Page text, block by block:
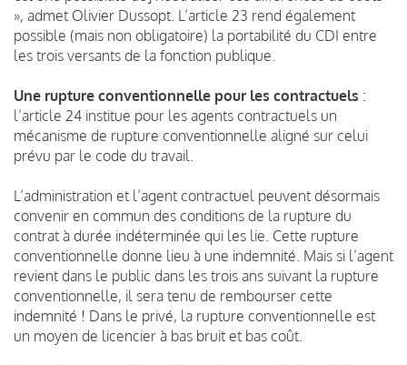
», admet Olivier Dussopt. L’article 23 rend également
possible (mais non obligatoire) la portabilité du CDI entre
les trois versants de la fonction publique.
Une rupture conventionnelle pour les contractuels :
l’article 24 institue pour les agents contractuels un
mécanisme de rupture conventionnelle aligné sur celui
prévu par le code du travail.
L’administration et l’agent contractuel peuvent désormais
convenir en commun des conditions de la rupture du
contrat à durée indéterminée qui les lie. Cette rupture
conventionnelle donne lieu à une indemnité. Mais si l’agent
revient dans le public dans les trois ans suivant la rupture
conventionnelle, il sera tenu de rembourser cette
indemnité ! Dans le privé, la rupture conventionnelle est
un moyen de licencier à bas bruit et bas coût.